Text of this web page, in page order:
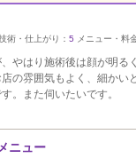
術・仕上がり： 5 メニュー・料
やはり施術後は顔が明る
の雰囲気もよく、細かい
。また伺いたいです。
ニュー